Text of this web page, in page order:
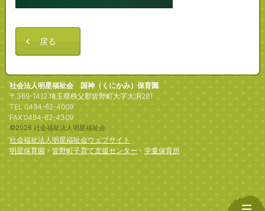
戻る
社会法人明星福祉会 国神（くにかみ）保育園
〒369-1412 埼玉県秩父郡皆野町大字大渕281
TEL 0494-62-4009
FAX 0494-62-4309
©2026 社会福祉法人明星福祉会
社会福祉法人明星福祉会ウェブサイト
明星保育園 ・ 皆野町子育て支援センター ・ 学童保育所